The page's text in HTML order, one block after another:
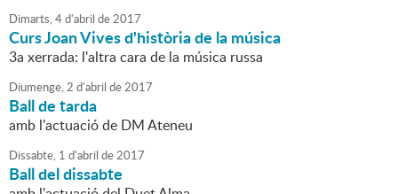
Dimarts,4d'abril de2017
Curs Joan Vives d'història de la música
3a xerrada: l'altra cara de la música russa
Diumenge,2 d'abril de2017
Ball de tarda
amb l'actuació de DM Ateneu
Dissabte, 1 d'abril de2017
Ball del dissabte